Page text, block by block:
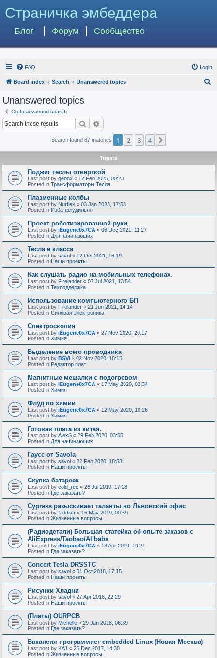
Страничка эмбеддера
Блог Форум Сообщество
FAQ Login
Board index Search Unanswered topics
Unanswered topics
Go to advanced search
Search
Search found 87 matches 1 2 3 4
Topics
Поджиг теслы отверткой
Last post by geodx « 12 Feb 2025, 00:23
Posted in Трансформаторы Тесла
Плазменные колбы
Last post by Nurflex « 03 Jan 2023, 17:53
Posted in Изба-флудильня
Проект роботизированной руки
Last post by iEugene0x7CA « 06 Dec 2021, 11:27
Posted in Для начинающих
Тесла е класса
Last post by savol « 12 Oct 2021, 16:19
Posted in Наши проекты
Как слушать радио на мобильных телефонах.
Last post by Firelander « 07 Jul 2021, 13:54
Posted in Техподдержка
Использование компьютерного БП
Last post by Firelander « 21 Jun 2021, 14:14
Posted in Силовая электроника
Спектроскопия
Last post by iEugene0x7CA « 27 Nov 2020, 20:17
Posted in Химия
Выделение всего проводника
Last post by BSVi « 02 Nov 2020, 18:15
Posted in Редактор плат
Магнитные мешалки с подогревом
Last post by iEugene0x7CA « 17 May 2020, 02:34
Posted in Химия
Флуд по химии
Last post by iEugene0x7CA « 12 May 2020, 10:26
Posted in Химия
Готовая плата из китая.
Last post by AlexS « 29 Feb 2020, 03:55
Posted in Для начинающих
Гаусс от Savola
Last post by savol « 22 Feb 2020, 18:53
Posted in Наши проекты
Скупка батареек
Last post by cold_rex « 26 Jul 2019, 17:28
Posted in Где заказать?
Cypress разыскивает таланты во Львовский офис
Last post by faddistr « 16 May 2019, 00:59
Posted in Жизненные вопросы
(Радиодетали) Большая статейка об опыте заказов с
AliExpress/Taobao/Alibaba
Last post by iEugene0x7CA « 18 Apr 2019, 19:21
Posted in Где заказать?
Concert Tesla DRSSTC
Last post by savol « 01 Oct 2018, 17:15
Posted in Наши проекты
Рисунки Хладни
Last post by savol « 27 Apr 2018, 22:29
Posted in Наши проекты
(Платы) OURPCB
Last post by Michelle « 29 Jan 2018, 06:39
Posted in Где заказать?
Вакансия программист embedded Linux (Новая Москва)
Last post by KA1 « 25 Dec 2017, 14:30
Posted in Жизненные вопросы